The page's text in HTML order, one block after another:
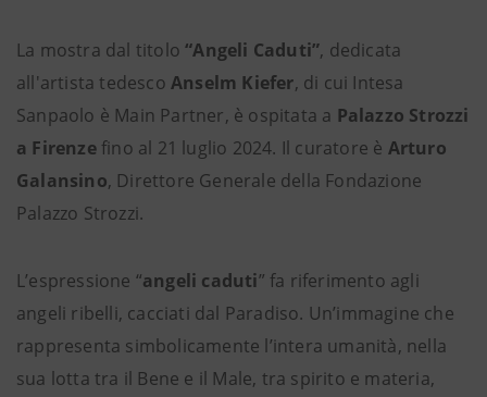
La mostra dal titolo“Angeli Caduti”, dedicata
all'artista tedesco Anselm Kiefer, di cui Intesa
Sanpaolo è Main Partner, è ospitata a Palazzo Strozzi
a Firenzefino al 21 luglio 2024. Il curatore è Arturo
Galansino, Direttore Generale della Fondazione
Palazzo Strozzi.
L’espressione “angeli caduti” fa riferimento agli
angeli ribelli, cacciati dal Paradiso. Un’immagine che
rappresenta simbolicamente l’intera umanità, nella
sua lotta tra il Bene e il Male, tra spirito e materia,